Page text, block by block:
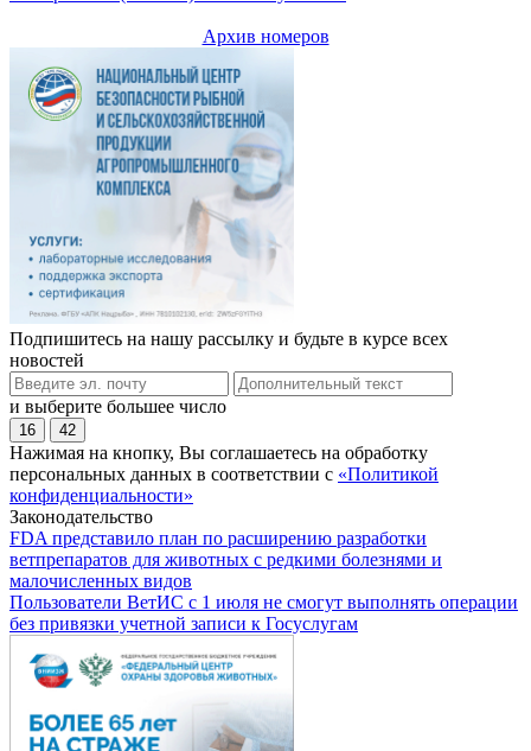
Архив номеров
Подпишитесь на нашу рассылку и будьте в курсе всех
новостей
и выберите большее число
16 42
Нажимая на кнопку, Вы соглашаетесь на обработку
персональных данных в соответствии с «Политикой
конфиденциальности»
Законодательство
FDA представило план по расширению разработки
ветпрепаратов для животных с редкими болезнями и
малочисленных видов
Пользователи ВетИС с 1 июля не смогут выполнять операции
без привязки учетной записи к Госуслугам